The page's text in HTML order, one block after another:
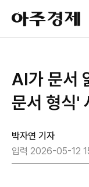
아
주
경
AI가 문서
문서 형식'
박자연 기자
입력 2026-05-12